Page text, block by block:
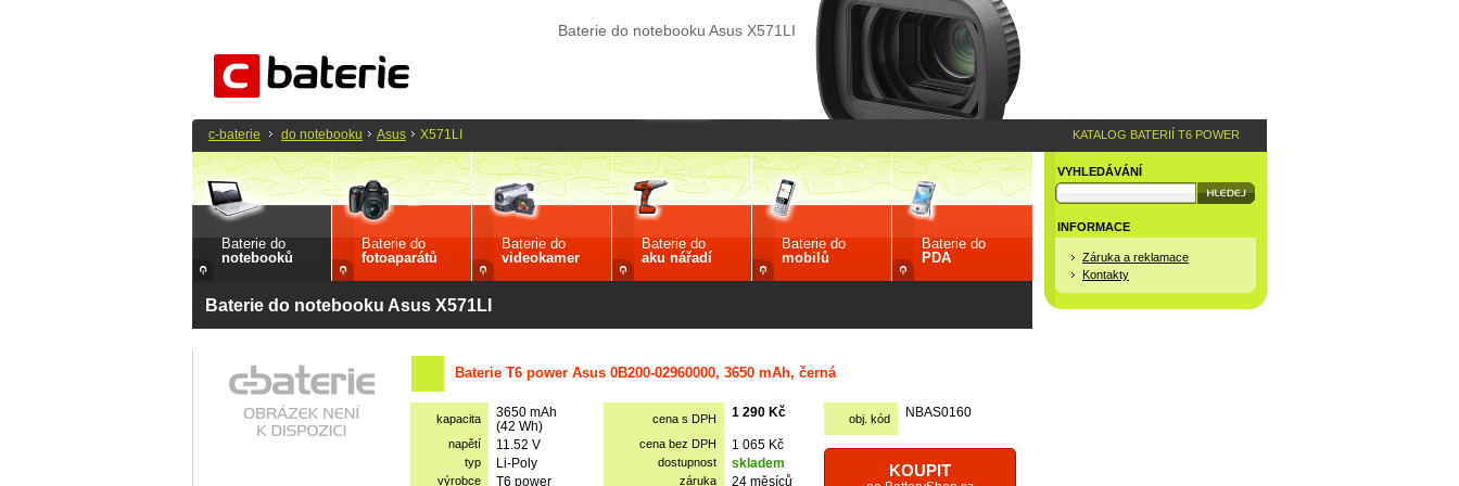
Baterie do notebooku Asus X571LI
Baterie do
notebooků
Baterie do
fotoaparátů
Baterie do
videokamer
Baterie do
aku nářadí
Baterie do
mobilů
Baterie do
PDA
Baterie do notebooku Asus X571LI
Baterie T6 power Asus 0B200-02960000, 3650 mAh, černá
kapacita
3650 mAh
(42 Wh)
cena s DPH 1 290 Kč obj. kód NBAS0160
napětí 11.52 V cena bez DPH 1 065 Kč
KOUPIT
typ Li-Poly dostupnost skladem
výrobce T6 power záruka 24 měsíců
VYHLEDÁVÁNÍ
INFORMACE
Záruka a reklamace
Kontakty
c-baterie do notebooku Asus X571LI KATALOG BATERIÍ T6 POWER